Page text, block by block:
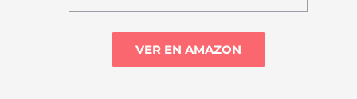
VER EN AMAZON